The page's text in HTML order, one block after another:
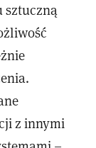
sztuczną
z innymi